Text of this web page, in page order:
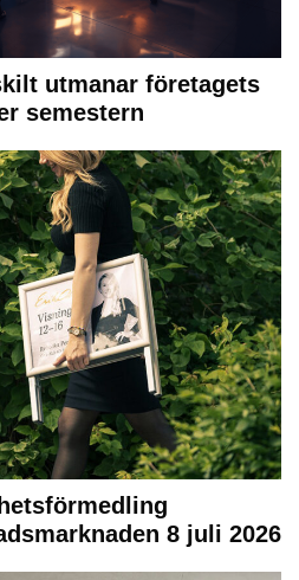
utmanar företagets
semestern
8 juli 2026